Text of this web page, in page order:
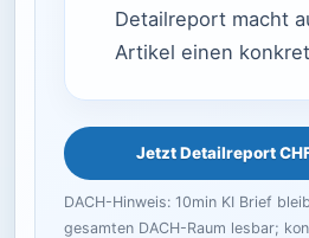
Detailreport macht
Artikel einen
Jetzt Detailreport
DACH-Hinweis: 10min KI Brief
gesamten DACH-Raum lesbar;